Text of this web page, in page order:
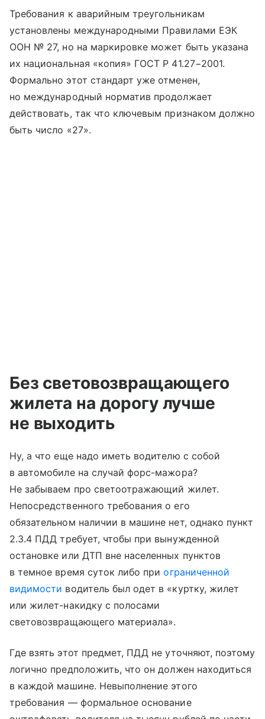
Требования к аварийным треугольникам
установлены международными Правилами ЕЭК
ООН № 27, но на маркировке может быть указана
их национальная «копия» ГОСТ Р 41.27−2001.
Формально этот стандарт уже отменен,
но международный норматив продолжает
действовать, так что ключевым признаком должно
быть число «27».
Без световозвращающего
жилета на дорогу лучше
не выходить
Ну, а что еще надо иметь водителю с собой
в автомобиле на случай форс-мажора?
Не забываем про светоотражающий жилет.
Непосредственного требования о его
обязательном наличии в машине нет, однако пункт
2.3.4 ПДД требует, чтобы при вынужденной
остановке или ДТП вне населенных пунктов
в темное время суток либо приограниченной
видимости водитель был одет в «куртку, жилет
или жилет-накидку с полосами
световозвращающего материала».
Где взять этот предмет, ПДД не уточняют, поэтому
логично предположить, что он должен находиться
в каждой машине. Невыполнение этого
требования — формальное основание